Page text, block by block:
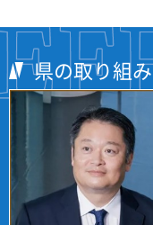
県の取り組み